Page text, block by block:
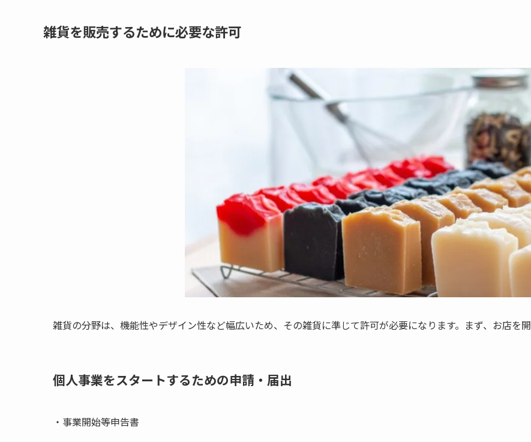
雑貨を販売するために必要な許可
雑貨の分野は、機能性やデザイン性など幅広いため、その雑貨に準じて許可が必要になります。まず、お店を
個人事業をスタートするための申請・届出
・事業開始等申告書